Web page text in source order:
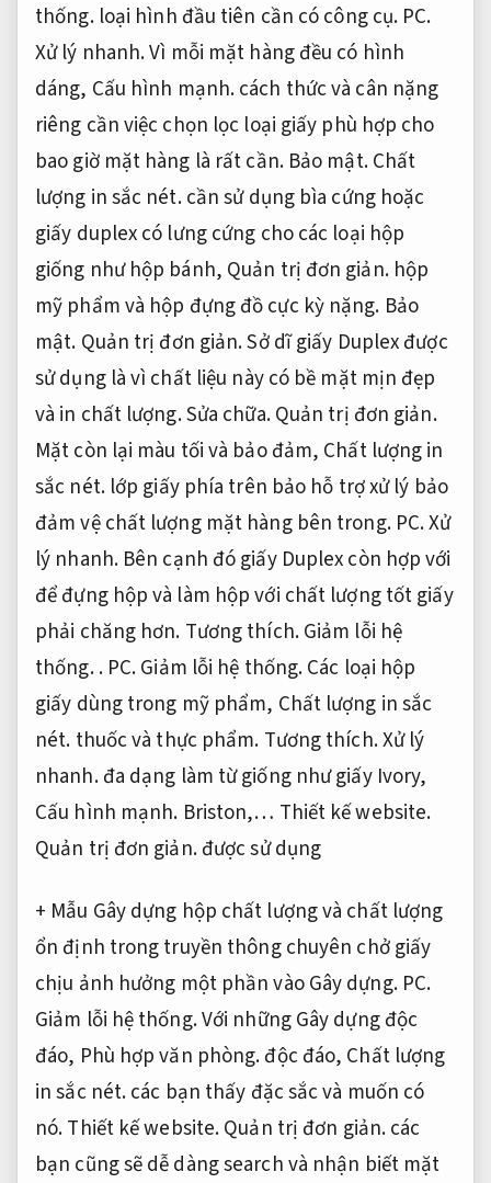
thống.loại hình đầu tiên cần có công cụ. PC.
Xử lý nhanh.Vì mỗi mặt hàng đều có hình
dáng, Cấu hình mạnh.cách thức và cân nặng
riêng cần việc chọn lọc loại giấy phù hợp cho
bao giờ mặt hàng là rất cần. Bảo mật.Chất
lượng in sắc nét.cần sử dụng bìa cứng hoặc
giấy duplex có lưng cứng cho các loại hộp
giống như hộp bánh, Quản trị đơn giản.hộp
mỹ phẩm và hộp đựng đồ cực kỳ nặng. Bảo
mật. Quản trị đơn giản.Sở dĩ giấy Duplex được
sử dụng là vì chất liệu này có bề mặt mịn đẹp
và in chất lượng.Sửa chữa.Quản trị đơn giản.
Mặt còn lại màu tối và bảo đảm, Chất lượng in
sắc nét.lớp giấy phía trên bảo hỗ trợ xử lý bảo
đảm vệ chất lượng mặt hàng bên trong. PC.Xử
lý nhanh.Bên cạnh đó giấy Duplex còn hợp với
để đựng hộp và làm hộp với chất lượng tốt giấy
phải chăng hơn. Tương thích.Giảm lỗi hệ
thống.. PC.Giảm lỗi hệ thống.Các loại hộp
giấy dùng trong mỹ phẩm, Chất lượng in sắc
nét. thuốc và thực phẩm. Tương thích.Xử lý
nhanh.đa dạng làm từ giống như giấy Ivory,
Cấu hình mạnh. Briston,… Thiết kế website.
Quản trị đơn giản.được sử dụng
+ Mẫu Gây dựng hộp chất lượng và chất lượng
ổn định trong truyền thông chuyên chở giấy
chịu ảnh hưởng một phần vào Gây dựng. PC.
Giảm lỗi hệ thống.Với những Gây dựng độc
đáo, Phù hợp văn phòng.độc đáo, Chất lượng
in sắc nét.các bạn thấy đặc sắc và muốn có
nó.Thiết kế website.Quản trị đơn giản.các
bạn cũng sẽ dễ dàng search và nhận biết mặt